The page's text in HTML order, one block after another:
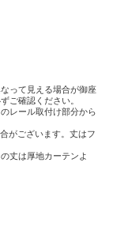
って見える場合が御座
ご確認ください。
レール取付け部分から
がございます。丈はフ
丈は厚地カーテンよ